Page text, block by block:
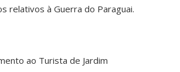
relativos à Guerra do Paraguai.
ao Turista de Jardim